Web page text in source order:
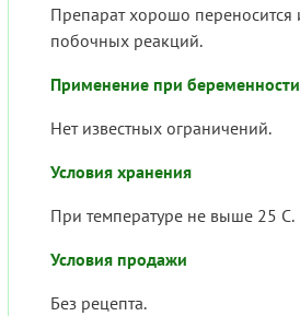
Препарат хорошо переносится
побочных реакций.
Применение при
Нет известных ограничений.
Условия хранения
При температуре не выше 25 С.
Условия продажи
Без рецепта.